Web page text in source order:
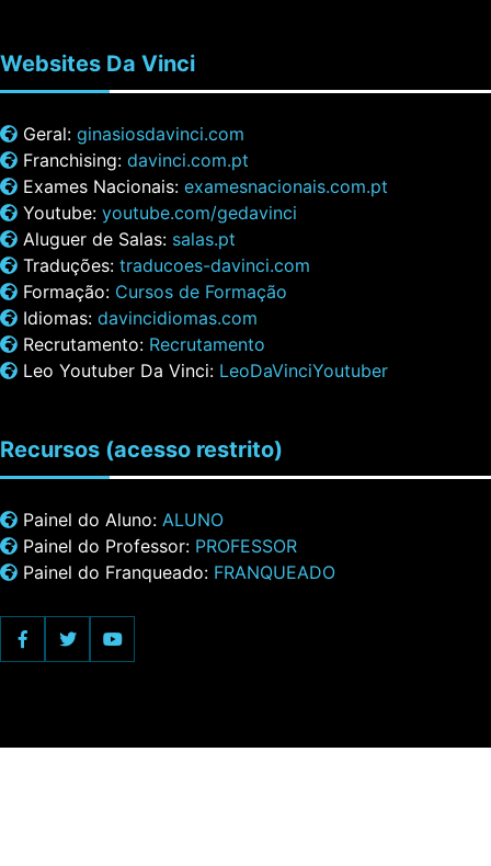
Websites Da Vinci
Geral: ginasiosdavinci.com
Franchising: davinci.com.pt
Exames Nacionais: examesnacionais.com.pt
Youtube: youtube.com/gedavinci
Aluguer de Salas: salas.pt
Traduções: traducoes-davinci.com
Formação: Cursos de Formação
Idiomas: davincidiomas.com
Recrutamento: Recrutamento
Leo Youtuber Da Vinci: LeoDaVinciYoutuber
Recursos (acesso restrito)
Painel do Aluno: ALUNO
Painel do Professor: PROFESSOR
Painel do Franqueado: FRANQUEADO